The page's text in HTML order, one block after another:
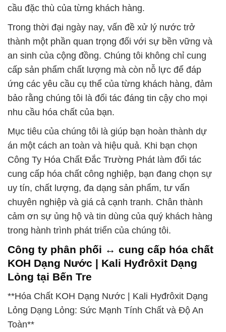
cầu đặc thù của từng khách hàng.
Trong thời đại ngày nay, vấn đề xử lý nước trở
thành một phần quan trọng đối với sự bền vững và
an sinh của cộng đồng. Chúng tôi không chỉ cung
cấp sản phẩm chất lượng mà còn nỗ lực để đáp
ứng các yêu cầu cụ thể của từng khách hàng, đảm
bảo rằng chúng tôi là đối tác đáng tin cậy cho mọi
nhu cầu hóa chất của bạn.
Mục tiêu của chúng tôi là giúp bạn hoàn thành dự
án một cách an toàn và hiệu quả. Khi bạn chọn
Công Ty Hóa Chất Đắc Trường Phát làm đối tác
cung cấp hóa chất công nghiệp, bạn đang chọn sự
uy tín, chất lượng, đa dạng sản phẩm, tư vấn
chuyên nghiệp và giá cả cạnh tranh. Chân thành
cảm ơn sự ủng hộ và tin dùng của quý khách hàng
trong hành trình phát triển của chúng tôi.
Công ty phân phối ↔ cung cấp hóa chất
KOH Dạng Nước | Kali Hyđrôxit Dạng
Lỏng tại Bến Tre
**Hóa Chất KOH Dạng Nước | Kali Hyđrôxit Dạng
Lỏng Dạng Lỏng: Sức Mạnh Tính Chất và Độ An
Toàn**